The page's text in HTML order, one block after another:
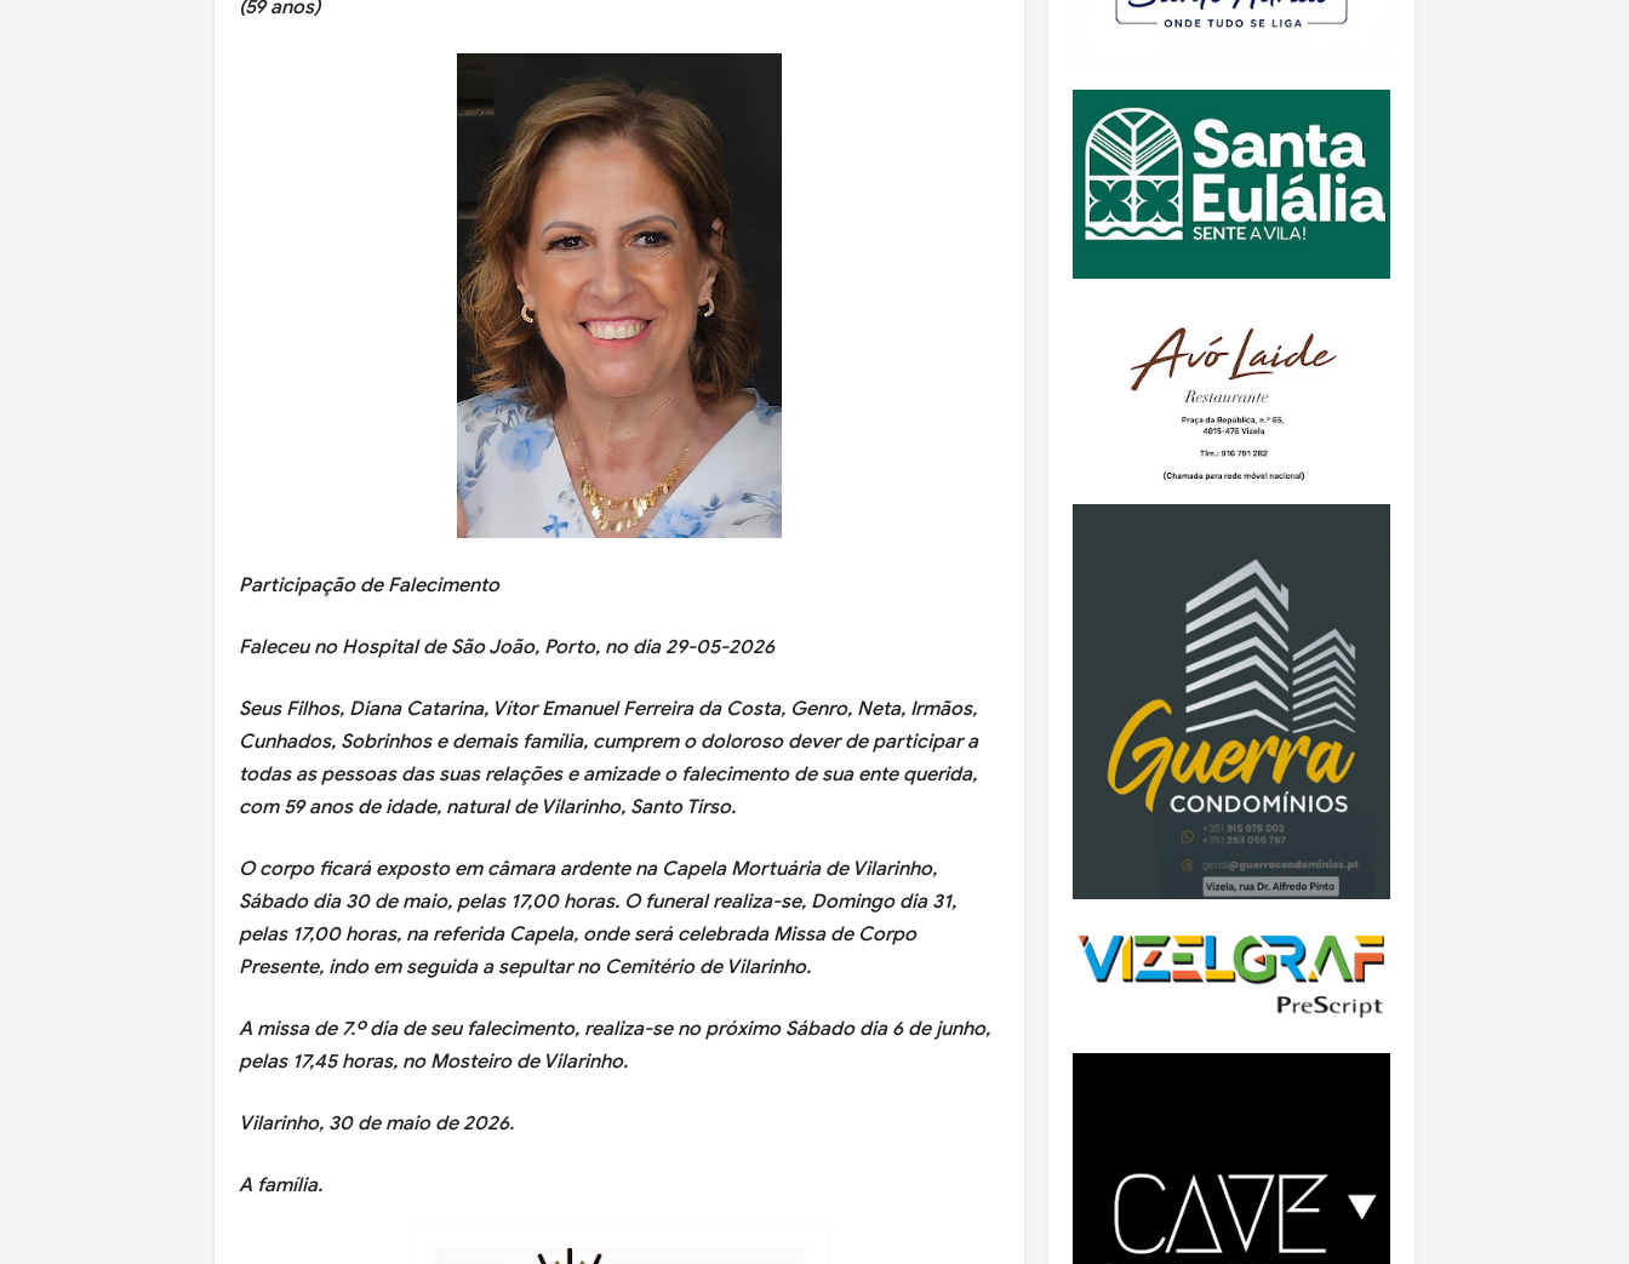
(59 anos)
Participação de Falecimento
Faleceu no Hospital de São João, Porto, no dia 29-05-2026
Seus Filhos, Diana Catarina, Vítor Emanuel Ferreira da Costa, Genro, Neta, Irmãos,
Cunhados, Sobrinhos e demais família, cumprem o doloroso dever de participar a
todas as pessoas das suas relações e amizade o falecimento de sua ente querida,
com 59 anos de idade, natural de Vilarinho, Santo Tirso.
O corpo ficará exposto em câmara ardente na Capela Mortuária de Vilarinho,
Sábado dia 30 de maio, pelas 17,00 horas. O funeral realiza-se, Domingo dia 31,
pelas 17,00 horas, na referida Capela, onde será celebrada Missa de Corpo
Presente, indo em seguida a sepultar no Cemitério de Vilarinho.
A missa de 7.º dia de seu falecimento, realiza-se no próximo Sábado dia 6 de junho,
pelas 17,45 horas, no Mosteiro de Vilarinho.
Vilarinho, 30 de maio de 2026.
A família.